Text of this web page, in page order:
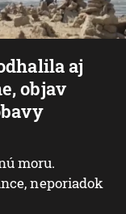
aj
objav
moru.
neporiadok